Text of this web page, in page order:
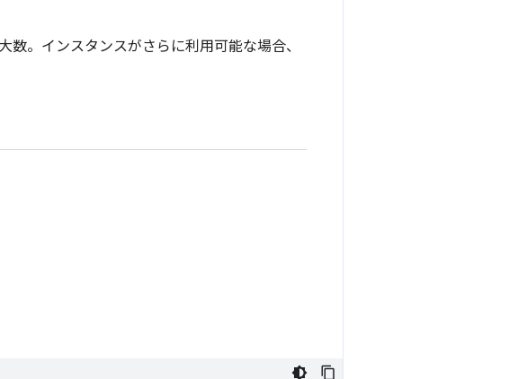
。インスタンスがさらに利用可能な場合、